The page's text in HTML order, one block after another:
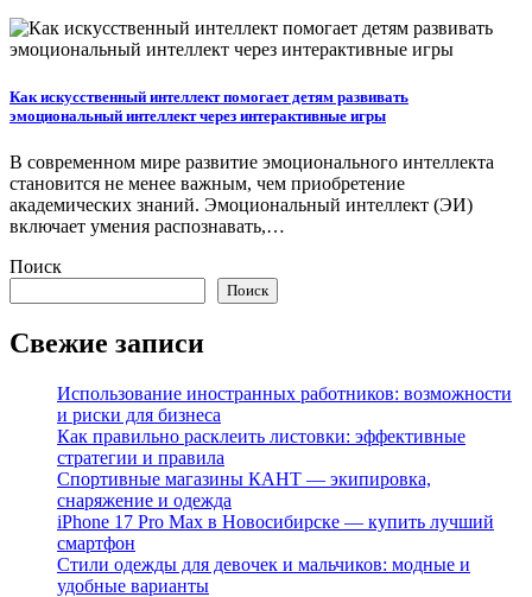
Как искусственный интеллект помогает детям развивать
эмоциональный интеллект через интерактивные игры
В современном мире развитие эмоционального интеллекта
становится не менее важным, чем приобретение
академических знаний. Эмоциональный интеллект (ЭИ)
включает умения распознавать,…
Поиск
Поиск
Свежие записи
Использование иностранных работников: возможности
и риски для бизнеса
Как правильно расклеить листовки: эффективные
стратегии и правила
Спортивные магазины КАНТ — экипировка,
снаряжение и одежда
iPhone 17 Pro Max в Новосибирске — купить лучший
смартфон
Стили одежды для девочек и мальчиков: модные и
удобные варианты